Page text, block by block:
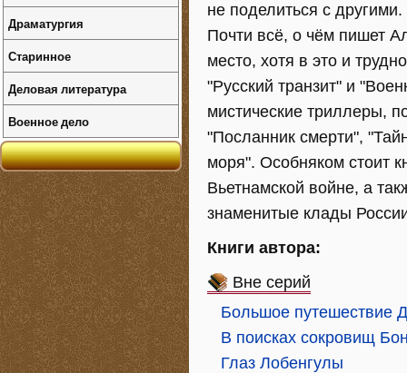
не поделиться с другими.
Почти всё, о чём пишет
место, хотя в это и
"Русский транзит" и
мистические триллеры,
"Посланник смерти",
моря". Особняком стоит
Вьетнамской войне, а
знаменитые клады
Книги автора:
Вне серий
Большое путешествие
В поисках сокровищ
Глаз Лобенгулы
Драматургия
Старинное
Деловая литература
Военное дело